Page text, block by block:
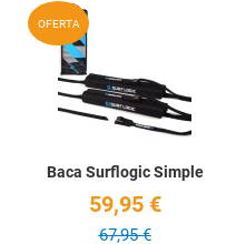
OFERTA
Baca Surflogic Simple
59,95 €
67,95 €